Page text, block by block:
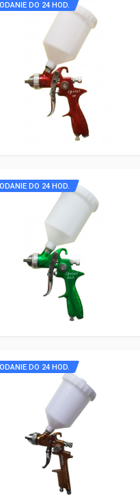
DO 24 HOD.
DO 24 HOD.
DO 24 HOD.